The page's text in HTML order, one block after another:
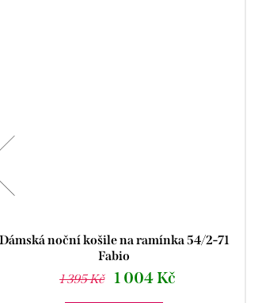
Dámská noční košile na ramínka 54/2-71
Fabio
1 395 Kč
1 004 Kč